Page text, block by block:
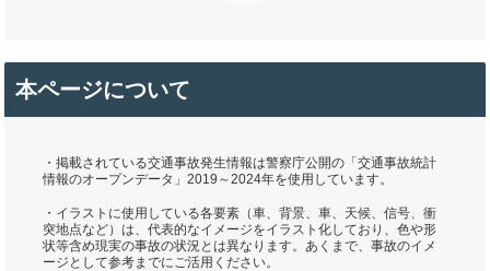
本ページについて
・掲載されている交通事故発生情報は警察庁公開の「交通事故統計
情報のオープンデータ」2019～2024年を使用しています。
・イラストに使用している各要素（車、背景、車、天候、信号、衝
突地点など）は、代表的なイメージをイラスト化しており、色や形
状等含め現実の事故の状況とは異なります。あくまで、事故のイメ
ージとして参考までにご活用ください。